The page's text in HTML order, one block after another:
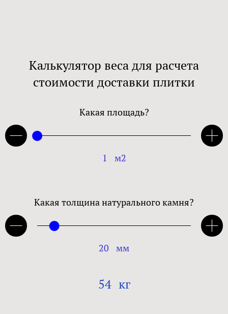
Калькулятор веса для расчета
стоимости доставки плитки
Какая площадь?
1 м2
Какая толщина натурального камня?
20 мм
54 кг